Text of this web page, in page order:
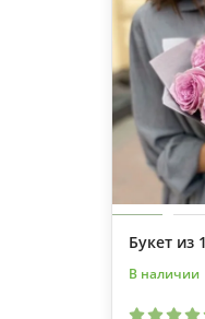
Букет из
В наличии